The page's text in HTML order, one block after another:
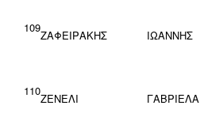
109
ΖΑΦΕΙΡΑΚΗΣ ΙΩΑΝΝΗΣ
110
ΖΕΝΕΛΙ ΓΑBΡΙΕΛΑ